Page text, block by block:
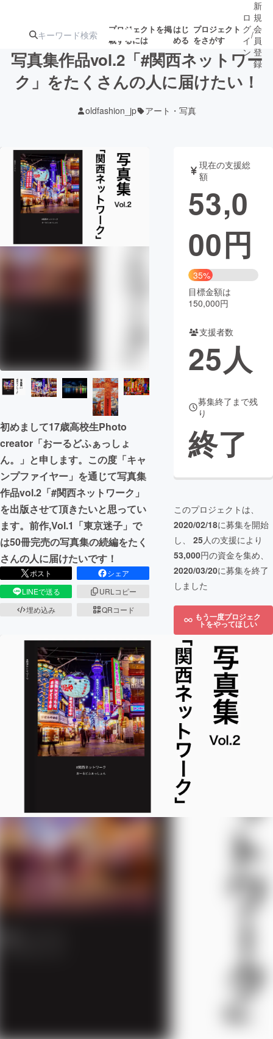
プロジェクトを掲
載するには
はじ
める
プロジェクト
をさがす
ジェクト
募集終了が近いプ
ロジェクト
アート・写真 音楽
テクノロジー・ガジェット ゲーム・
映像・映画 書籍・雑誌
チャレンジ
まちづくり・地域活性化
CAMPFIRE Creation
コミュニティ
ロ
グ
イ
ン
/
新
規
会
員
登
録
写真集作品vol.2「#関西ネットワー
ク」をたくさんの人に届けたい！
oldfashion_jp アート・写真
初めまして17歳高校生Photo
creator「おーるどふぁっしょ
ん。」と申します。この度「キャ
ンプファイヤー」を通じて写真集
作品vol.2「#関西ネットワーク」
を出版させて頂きたいと思ってい
ます。前作,Vol.1「東京迷子」で
は50冊完売の写真集の続編をたく
さんの人に届けたいです！
ポスト
シェア
LINEで送る
URLコピー
埋め込み
QRコード
現在の支援総
額
53,0
00円
35%
目標金額は
150,000円
支援者数
25人
募集終了まで残
り
終了
このプロジェクトは、
2020/02/18に募集を開始
し、 25人の支援により
53,000円の資金を集め、
2020/03/20に募集を終了
しました
もう一度プロジェク
トをやってほしい